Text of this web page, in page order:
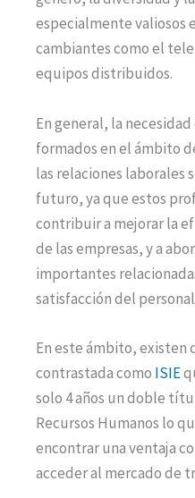
especialmente valiosos
cambiantes como el
equipos distribuidos.
En general, la
formados en el ámbito
las relaciones laborales
futuro, ya que estos
contribuir a mejorar la
de las empresas, y a
importantes
satisfacción del
En este ámbito, existen
contrastada como ISIE
solo 4 años un doble
Recursos Humanos lo
encontrar una ventaja
acceder al mercado de